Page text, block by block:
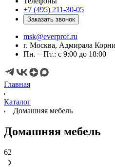
+7 (495) 211-30-05
Заказать звонок
msk@everprof.ru
г. Москва, Адмирала
Пн. – Пт.: с 9:00 до 18:00
Главная
Каталог
Домашняя мебель
Домашняя мебель
62